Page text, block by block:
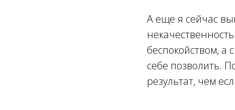
А еще я сейчас
беспокойством, а
себе позволить.
результат, чем